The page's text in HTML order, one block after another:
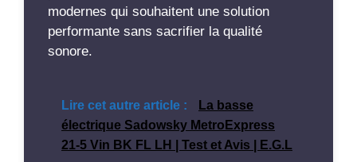
modernes qui souhaitent une solution
performante sans sacrifier la qualité
sonore.
Lire cet autre article :
La basse
électrique Sadowsky MetroExpress
21-5 Vin BK FL LH | Test et Avis | E.G.L